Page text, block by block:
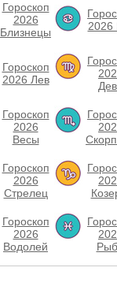
Гороскоп
2026
Близнецы
2026
Гороскоп
2026 Лев
Гороскоп
2026
Весы
Гороскоп
2026
Стрелец
Гороскоп
2026
Водолей